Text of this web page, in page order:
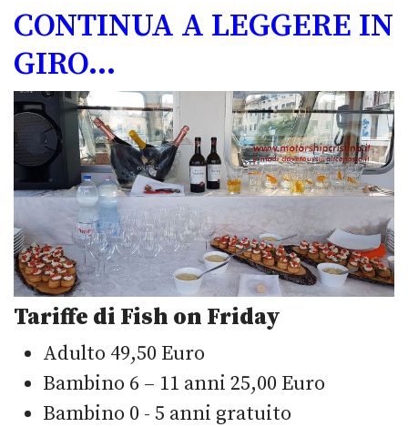
CONTINUA A LEGGERE IN
GIRO…
Tariffe di Fish on Friday
Adulto 49,50 Euro
Bambino 6 – 11 anni 25,00 Euro
Bambino 0 - 5 anni gratuito